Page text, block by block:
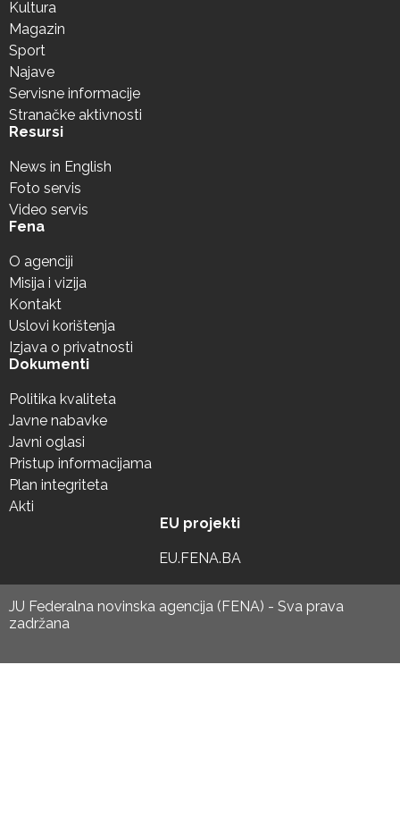
Kultura
Magazin
Sport
Najave
Servisne informacije
Stranačke aktivnosti
Resursi
News in English
Foto servis
Video servis
Fena
O agenciji
Misija i vizija
Kontakt
Uslovi korištenja
Izjava o privatnosti
Dokumenti
Politika kvaliteta
Javne nabavke
Javni oglasi
Pristup informacijama
Plan integriteta
Akti
EU projekti
EU.FENA.BA
JU Federalna novinska agencija (FENA) - Sva prava
zadržana